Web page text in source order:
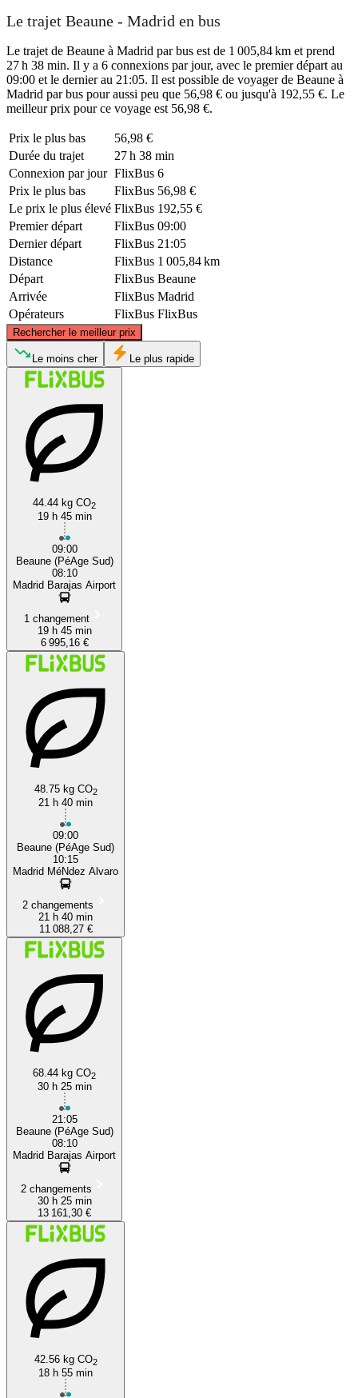
Le trajet Beaune - Madrid en bus
Le trajet de Beaune à Madrid par bus est de 1 005,84 km et prend
27 h 38 min. Il y a 6 connexions par jour, avec le premier départ au
09:00 et le dernier au 21:05. Il est possible de voyager de Beaune à
Madrid par bus pour aussi peu que 56,98 € ou jusqu'à 192,55 €. Le
meilleur prix pour ce voyage est 56,98 €.
Prix ​​le plus bas
56,98 €
Durée du trajet
27 h 38 min
Connexion par jour FlixBus 6
Prix ​​le plus bas
FlixBus 56,98 €
Le prix le plus élevé FlixBus 192,55 €
Premier départ
FlixBus 09:00
Dernier départ
FlixBus 21:05
Distance
FlixBus 1 005,84 km
Départ
FlixBus Beaune
Arrivée
FlixBus Madrid
Opérateurs
FlixBus FlixBus
Rechercher le meilleur prix
Madrid
©CARTO
Le moins cher Le plus rapide
44.44 kg CO2
19 h 45 min
09:00
Beaune (PéAge Sud)
08:10
Madrid Barajas Airport
1 changement
19 h 45 min
6 995,16 €
48.75 kg CO2
21 h 40 min
09:00
Beaune (PéAge Sud)
10:15
Madrid MéNdez Alvaro
2 changements
21 h 40 min
11 088,27 €
68.44 kg CO2
30 h 25 min
21:05
Beaune (PéAge Sud)
08:10
Madrid Barajas Airport
2 changements
30 h 25 min
13 161,30 €
42.56 kg CO2
18 h 55 min